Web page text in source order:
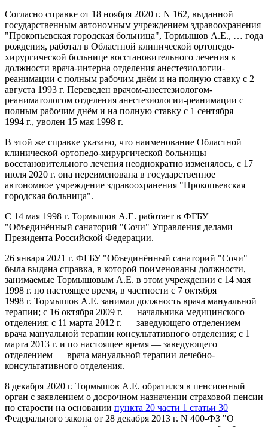
Согласно справке от 18 ноября 2020 г. N 162, выданной
государственным автономным учреждением здравоохранения
"Прокопьевская городская больница", Тормышов А.Е., … года
рождения, работал в Областной клинической ортопедо-
хирургической больнице восстановительного лечения в
должности врача-интерна отделения анестезиологии-
реанимации с полным рабочим днём и на полную ставку с 2
августа 1993 г. Переведен врачом-анестезиологом-
реаниматологом отделения анестезиологии-реанимации с
полным рабочим днём и на полную ставку с 1 сентября
1994 г., уволен 15 мая 1998 г.
В этой же справке указано, что наименование Областной
клинической ортопедо-хирургической больницы
восстановительного лечения неоднократно изменялось, с 17
июля 2020 г. она переименована в государственное
автономное учреждение здравоохранения "Прокопьевская
городская больница".
С 14 мая 1998 г. Тормышов А.Е. работает в ФГБУ
"Объединённый санаторий "Сочи" Управления делами
Президента Российской Федерации.
26 января 2021 г. ФГБУ "Объединённый санаторий "Сочи"
была выдана справка, в которой поименованы должности,
занимаемые Тормышовым А.Е. в этом учреждении с 14 мая
1998 г. по настоящее время, в частности с 7 октября
1998 г. Тормышов А.Е. занимал должность врача мануальной
терапии; с 16 октября 2009 г. — начальника медицинского
отделения; с 11 марта 2012 г. — заведующего отделением —
врача мануальной терапии консультативного отделения; с 1
марта 2013 г. и по настоящее время — заведующего
отделением — врача мануальной терапии лечебно-
консультативного отделения.
8 декабря 2020 г. Тормышов А.Е. обратился в пенсионный
орган с заявлением о досрочном назначении страховой пенсии
по старости на основании пункта 20 части 1 статьи 30
Федерального закона от 28 декабря 2013 г. N 400-ФЗ "О